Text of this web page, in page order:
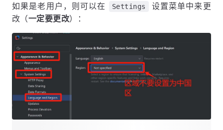
如果是老用户，则可以在 Settings
设置菜单中来更
改（一定要更改）：